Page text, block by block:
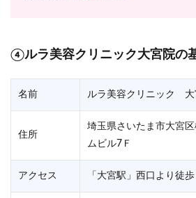
④ルラ美容クリニック大宮院の
名前 ルラ美容クリニック 大
住所
埼玉県さいたま市大宮
ムビル7Ｆ
アクセス 「大宮駅」西口より徒